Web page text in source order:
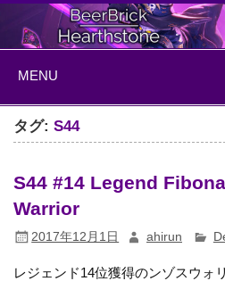
Skip
content
MENU
タグ:S44
S44 #14 Legend Fibonacci‏’s
Warrior
2017年12月1日 ahirun
レジェンド14位獲得のンゾスウォ